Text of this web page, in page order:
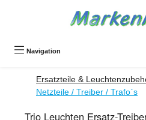
Navigation
Ersatzteile &
Netzteile / Treiber / Trafo`s
Trio Leuchten Ersatz-